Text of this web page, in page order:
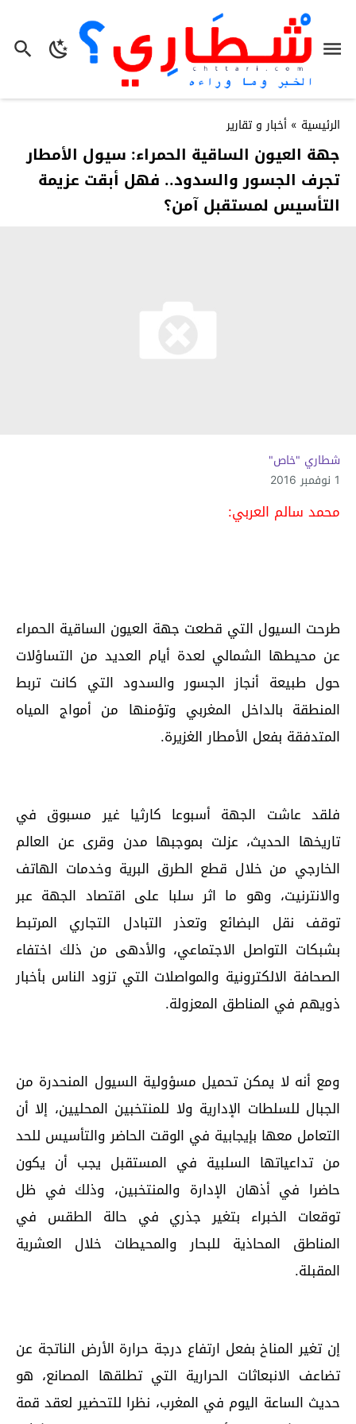
الرئيسية » أخبار و تقارير
جهة العيون الساقية الحمراء: سيول الأمطار
تجرف الجسور والسدود.. فهل أبقت عزيمة
التأسيس لمستقبل آمن؟
شطاري "خاص"
1 نوفمبر 2016
محمد سالم العربي:
طرحت السيول التي قطعت جهة العيون الساقية الحمراء
عن محيطها الشمالي لعدة أيام العديد من التساؤلات
حول طبيعة أنجاز الجسور والسدود التي كانت تربط
المنطقة بالداخل المغربي وتؤمنها من أمواج المياه
المتدفقة بفعل الأمطار الغزيرة.
فلقد عاشت الجهة أسبوعا كارثيا غير مسبوق في
تاريخها الحديث، عزلت بموجبها مدن وقرى عن العالم
الخارجي من خلال قطع الطرق البرية وخدمات الهاتف
والانترنيت، وهو ما اثر سلبا على اقتصاد الجهة عبر
توقف نقل البضائع وتعذر التبادل التجاري المرتبط
بشبكات التواصل الاجتماعي، والأدهى من ذلك اختفاء
الصحافة الالكترونية والمواصلات التي تزود الناس بأخبار
ذويهم في المناطق المعزولة.
ومع أنه لا يمكن تحميل مسؤولية السيول المنحدرة من
الجبال للسلطات الإدارية ولا للمنتخبين المحليين، إلا أن
التعامل معها بإيجابية في الوقت الحاضر والتأسيس للحد
من تداعياتها السلبية في المستقبل يجب أن يكون
حاضرا في أذهان الإدارة والمنتخبين، وذلك في ظل
توقعات الخبراء بتغير جذري في حالة الطقس في
المناطق المحاذية للبحار والمحيطات خلال العشرية
المقبلة.
إن تغير المناخ بفعل ارتفاع درجة حرارة الأرض الناتجة عن
تضاعف الانبعاثات الحرارية التي تطلقها المصانع، هو
حديث الساعة اليوم في المغرب، نظرا للتحضير لعقد قمة